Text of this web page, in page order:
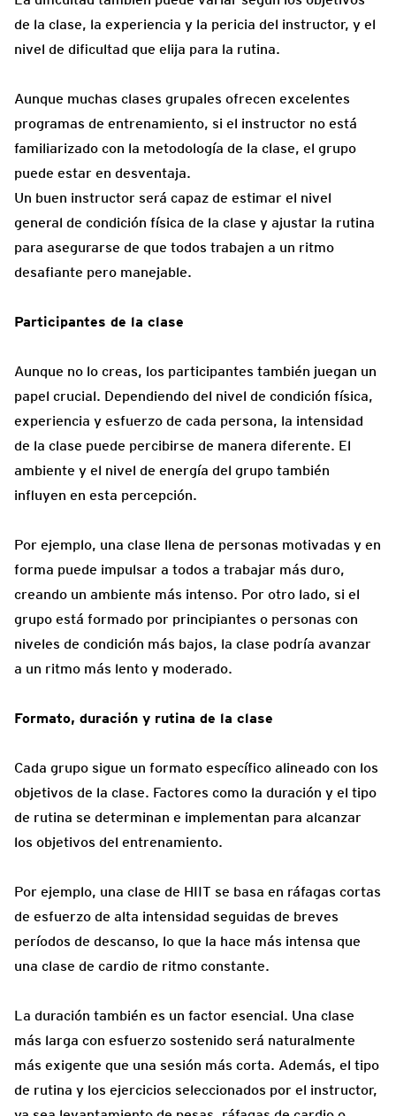
de la clase, la experiencia y la pericia del instructor, y el
nivel de dificultad que elija para la rutina.
Aunque muchas clases grupales ofrecen excelentes
programas de entrenamiento, si el instructor no está
familiarizado con la metodología de la clase, el grupo
puede estar en desventaja.
Un buen instructor será capaz de estimar el nivel
general de condición física de la clase y ajustar la rutina
para asegurarse de que todos trabajen a un ritmo
desafiante pero manejable.
Participantes de la clase
Aunque no lo creas, los participantes también juegan un
papel crucial. Dependiendo del nivel de condición física,
experiencia y esfuerzo de cada persona, la intensidad
de la clase puede percibirse de manera diferente. El
ambiente y el nivel de energía del grupo también
influyen en esta percepción.
Por ejemplo, una clase llena de personas motivadas y en
forma puede impulsar a todos a trabajar más duro,
creando un ambiente más intenso. Por otro lado, si el
grupo está formado por principiantes o personas con
niveles de condición más bajos, la clase podría avanzar
a un ritmo más lento y moderado.
Formato, duración y rutina de la clase
Cada grupo sigue un formato específico alineado con los
objetivos de la clase. Factores como la duración y el tipo
de rutina se determinan e implementan para alcanzar
los objetivos del entrenamiento.
Por ejemplo, una clase de HIIT se basa en ráfagas cortas
de esfuerzo de alta intensidad seguidas de breves
períodos de descanso, lo que la hace más intensa que
una clase de cardio de ritmo constante.
La duración también es un factor esencial. Una clase
más larga con esfuerzo sostenido será naturalmente
más exigente que una sesión más corta. Además, el tipo
de rutina y los ejercicios seleccionados por el instructor,